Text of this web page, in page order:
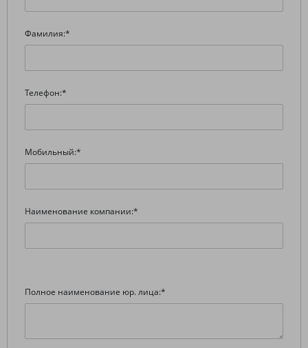
Фамилия:*
Телефон:*
Мобильный:*
Наименование компании:*
Полное наименование юр. лица:*